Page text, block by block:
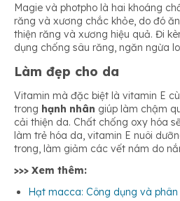
Magie và photpho là hai khoáng
răng và xương chắc khỏe, do đó
thiện răng và xương hiệu quả. Đi
dụng chống sâu răng, ngăn ngừa
Làm đẹp cho da
Vitamin mà đặc biệt là vitamin E
trong hạnh nhân giúp làm chậm
cải thiện da. Chất chống oxy hóa
làm trẻ hóa da, vitamin E nuôi
trong, làm giảm các vết nám do
>>> Xem thêm:
Hạt macca: Công dụng và